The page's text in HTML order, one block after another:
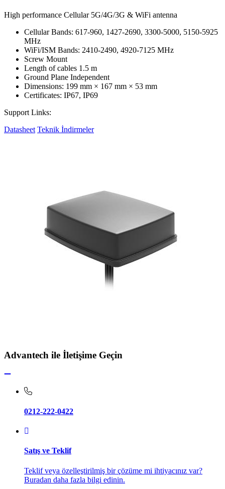
High performance Cellular 5G/4G/3G & WiFi antenna
Cellular Bands: 617-960, 1427-2690, 3300-5000, 5150-5925
MHz
WiFi/ISM Bands: 2410-2490, 4920-7125 MHz
Screw Mount
Length of cables 1.5 m
Ground Plane Independent
Dimensions: 199 mm × 167 mm × 53 mm
Certificates: IP67, IP69
Support Links:
Datasheet Teknik İndirmeler
Advantech ile İletişime Geçin
0212-222-0422
Satış ve Teklif
Teklif veya özelleştirilmiş bir çözüme mi ihtiyacınız var?
Buradan daha fazla bilgi edinin.